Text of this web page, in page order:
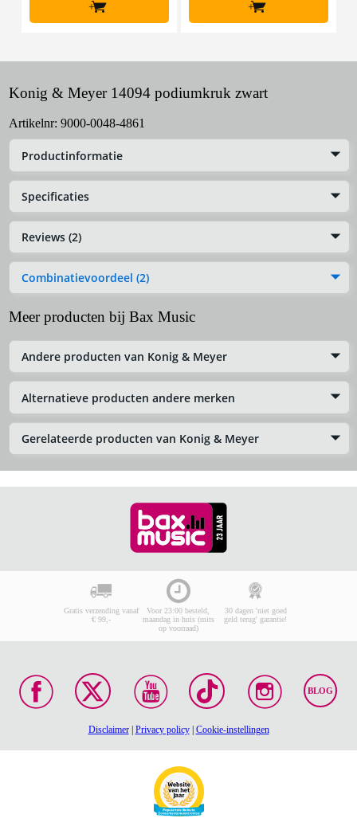
+ +
Konig & Meyer 14094 podiumkruk zwart
Artikelnr: 9000-0048-4861
Productinformatie
Specificaties
Reviews (2)
Combinatievoordeel (2)
Meer producten bij Bax Music
Andere producten van Konig & Meyer
Alternatieve producten andere merken
Gerelateerde producten van Konig & Meyer
Gratis verzending vanaf
€ 99,-
Voor 23:00 besteld,
maandag in huis (mits
op voorraad)
30 dagen 'niet goed
geld terug' garantie!
BLOG
Disclaimer| Privacy policy| Cookie-instellingen